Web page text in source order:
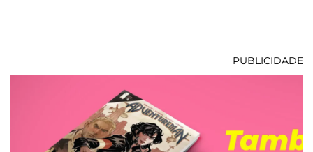
PUBLICIDADE